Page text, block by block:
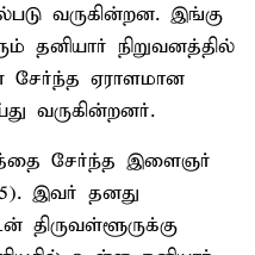
வருகின்றன. இங்கு
தனியார் நிறுவனத்தில்
சேர்ந்த ஏராளமான
வருகின்றனர்.
சேர்ந்த இளைஞர்
இவர் தனது
திருவள்ளூருக்கு